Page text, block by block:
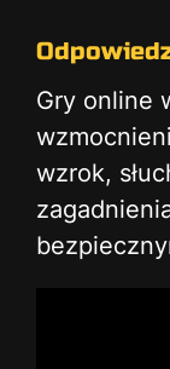
Gry online
wzrok,